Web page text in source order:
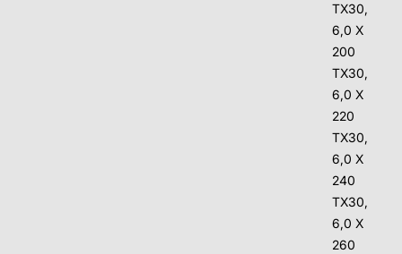
TX30,
6,0 X
200
TX30,
6,0 X
220
TX30,
6,0 X
240
TX30,
6,0 X
260